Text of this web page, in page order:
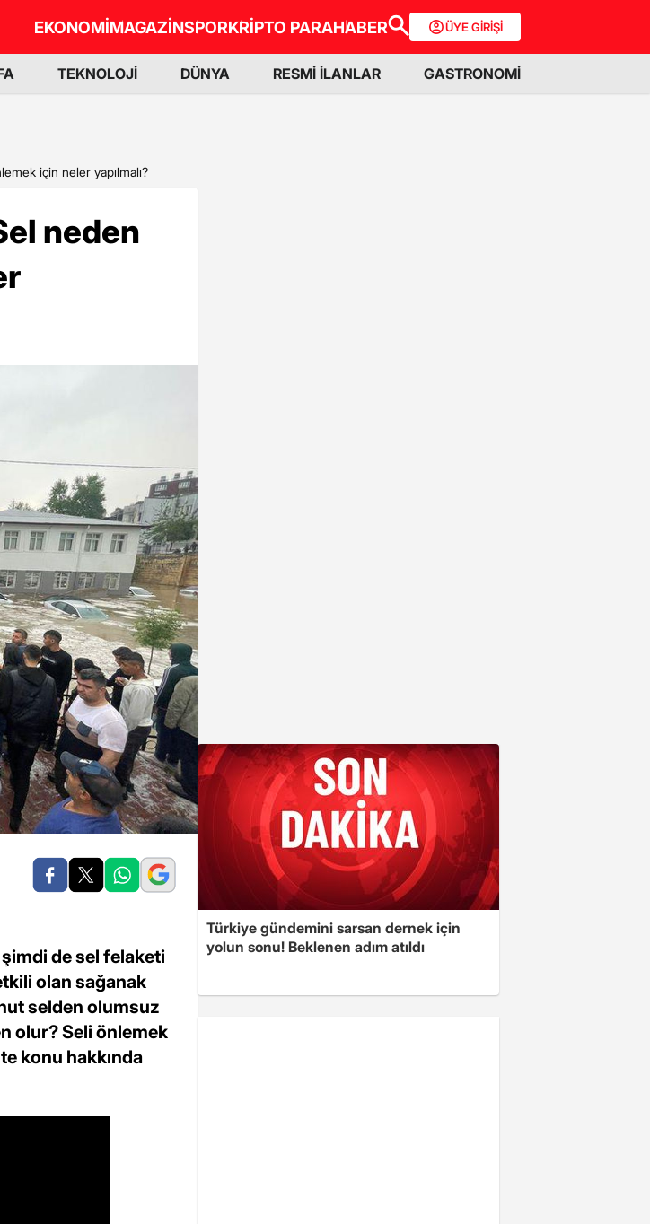
EKONOMİMAGAZİNSPORKRİPTO PARAHABER ÜYE GİRİŞİ
TEKNOLOJİ DÜNYA RESMİ İLANLAR GASTRONOMİ
için neler yapılmalı?
neden
de sel felaketi
olan sağanak
selden olumsuz
olur? Seli önlemek
konu hakkında
Türkiye gündemini sarsan dernek için
yolun sonu! Beklenen adım atıldı